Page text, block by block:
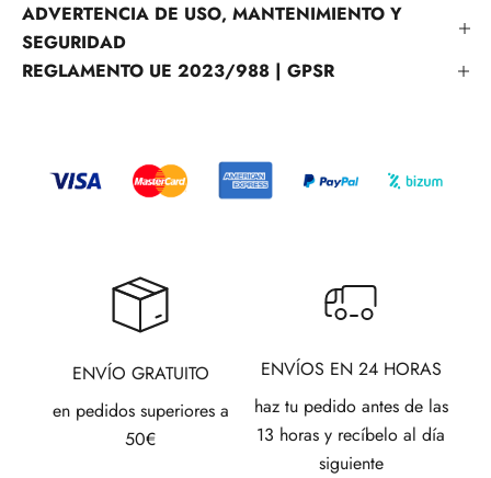
ADVERTENCIA DE USO, MANTENIMIENTO Y
SEGURIDAD
REGLAMENTO UE 2023/988 | GPSR
ENVÍO GRATUITO
en pedidos superiores a
50€
ENVÍOS EN 24 HORAS
haz tu pedido antes de las
13 horas y recíbelo al día
siguiente